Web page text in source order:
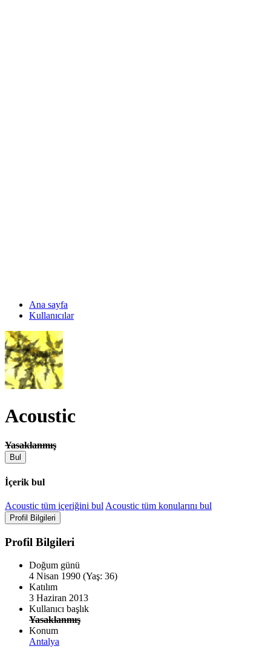
Ana sayfa
Kullanıcılar
Acoustic
Yasaklanmış
Bul
İçerik bul
Acoustic tüm içeriğini bul Acoustic tüm konularını bul
Profil Bilgileri
Profil Bilgileri
Doğum günü
4 Nisan 1990 (Yaş: 36)
Katılım
3 Haziran 2013
Kullanıcı başlık
Yasaklanmış
Konum
Antalya